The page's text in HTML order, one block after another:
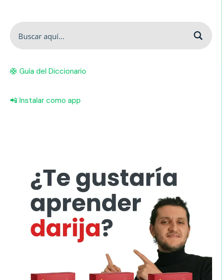
🛟 Guía del Diccionario
📲 Instalar como app